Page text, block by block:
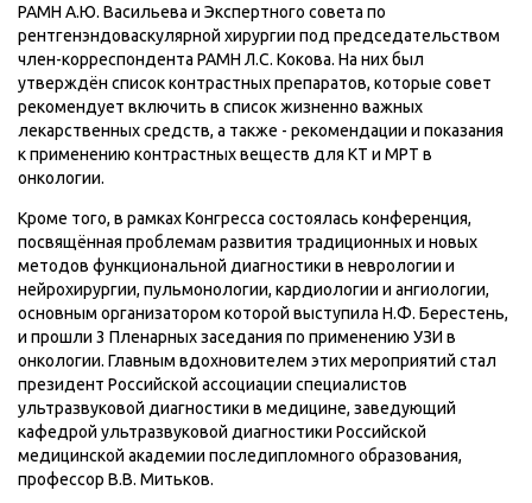
РАМН А.Ю. Васильева и Экспертного совета по
рентгенэндоваскулярной хирургии под председательством
член-корреспондента РАМН Л.С. Кокова. На них был
утверждён список контрастных препаратов, которые совет
рекомендует включить в список жизненно важных
лекарственных средств, а также - рекомендации и показания
к применению контрастных веществ для КТ и МРТ в
онкологии.
Кроме того, в рамках Конгресса состоялась конференция,
посвящённая проблемам развития традиционных и новых
методов функциональной диагностики в неврологии и
нейрохирургии, пульмонологии, кардиологии и ангиологии,
основным организатором которой выступила Н.Ф. Берестень,
и прошли 3 Пленарных заседания по применению УЗИ в
онкологии. Главным вдохновителем этих мероприятий стал
президент Российской ассоциации специалистов
ультразвуковой диагностики в медицине, заведующий
кафедрой ультразвуковой диагностики Российской
медицинской академии последипломного образования,
профессор В.В. Митьков.